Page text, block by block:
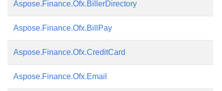
Aspose.Finance.Ofx.BillerDirectory
Aspose.Finance.Ofx.BillPay
Aspose.Finance.Ofx.CreditCard
Aspose.Finance.Ofx.Email